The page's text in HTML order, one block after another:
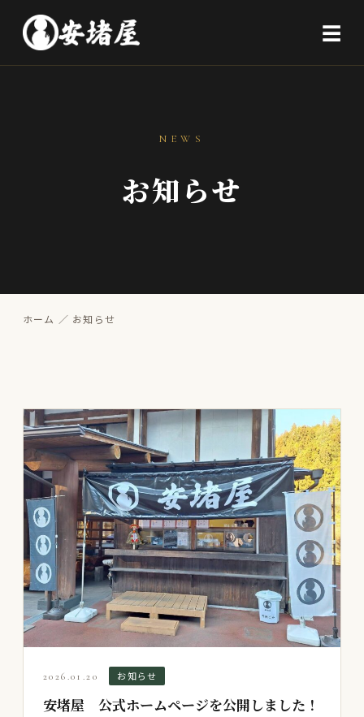
☰
NEWS
お知らせ
ホーム ／ お知らせ
2026.01.20 お知らせ
安堵屋 公式ホームページを公開しました！